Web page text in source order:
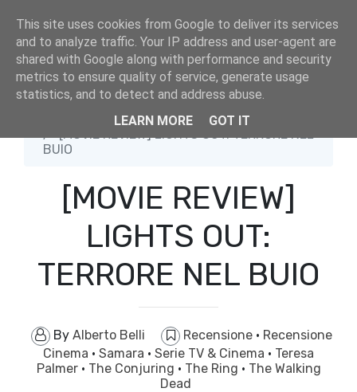
Recensione
[MOVIE REVIEW] LIGHTS OUT: TERRORE NEL
BUIO
[MOVIE REVIEW]
LIGHTS OUT:
TERRORE NEL BUIO
By Alberto Belli Recensione · Recensione
Cinema · Samara · Serie TV & Cinema · Teresa
Palmer · The Conjuring · The Ring · The Walking
Dead
This site uses cookies from Google to deliver its services
and to analyze traffic. Your IP address and user-agent are
shared with Google along with performance and security
metrics to ensure quality of service, generate usage
statistics, and to detect and address abuse.
LEARN MORE
GOT IT